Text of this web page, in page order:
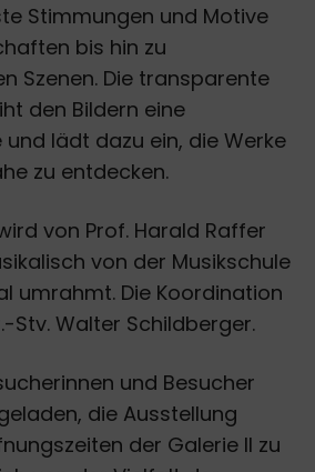
Stimmungen und Motive
bis hin zu
Szenen. Die transparente
den Bildern eine
lädt dazu ein, die Werke
zu entdecken.
von Prof. Harald Raffer
von der Musikschule
umrahmt. Die Koordination
Stv. Walter Schildberger.
und Besucher
die Ausstellung
der Galerie II zu